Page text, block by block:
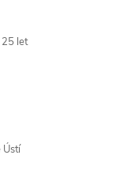
let
Ústí